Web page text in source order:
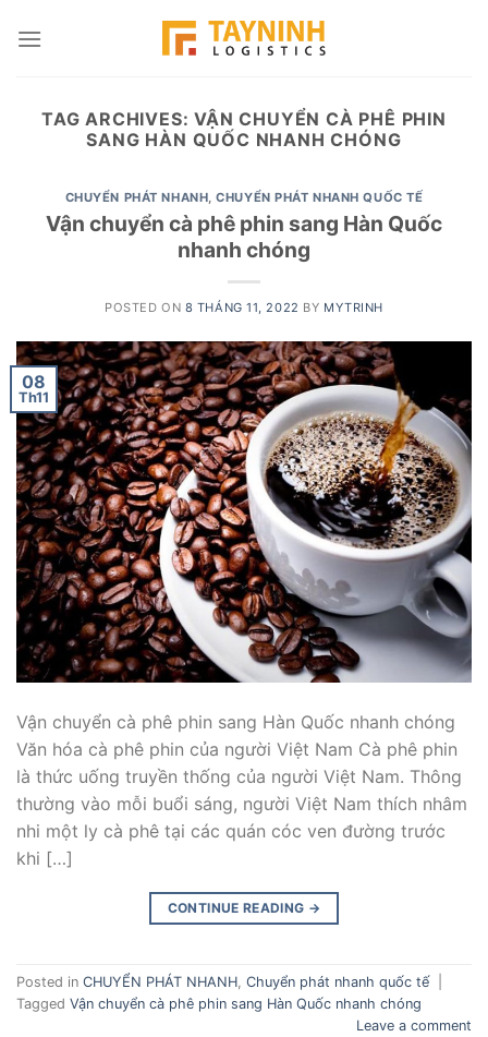
TAG ARCHIVES:VẬN CHUYỂN CÀ PHÊ PHIN
SANG HÀN QUỐC NHANH CHÓNG
CHUYỂN PHÁT NHANH,CHUYỂN PHÁT NHANH QUỐC TẾ
Vận chuyển cà phê phin sang Hàn Quốc
nhanh chóng
POSTED ON 8 THÁNG 11, 2022 BY MYTRINH
08
Th11
Vận chuyển cà phê phin sang Hàn Quốc nhanh chóng
Văn hóa cà phê phin của người Việt Nam Cà phê phin
là thức uống truyền thống của người Việt Nam. Thông
thường vào mỗi buổi sáng, người Việt Nam thích nhâm
nhi một ly cà phê tại các quán cóc ven đường trước
khi […]
CONTINUE READING →
Posted in CHUYỂN PHÁT NHANH, Chuyển phát nhanh quốc tế
Tagged Vận chuyển cà phê phin sang Hàn Quốc nhanh chóng
Leave a comment